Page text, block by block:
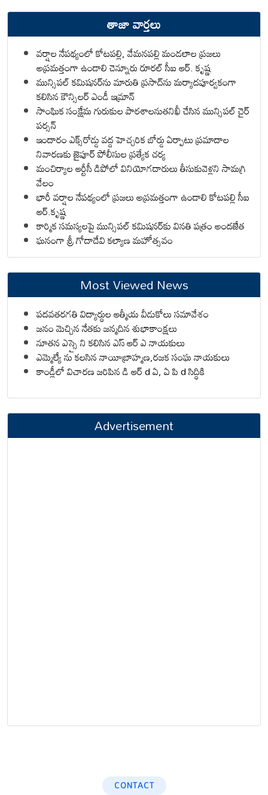
తాజా వార్తలు
వర్షాల నేపథ్యంలో కోటపల్లి, వేమనపల్లి మండలాల ప్రజలు
అప్రమత్తంగా ఉండాలి చెన్నూరు రూరల్ సీఐ ఆర్. కృష్ణ
మున్సిపల్ కమిషనర్‌ను మారుతి ప్రసాద్‌ను మర్యాదపూర్వకంగా
కలిసిన కౌన్సిలర్ ఎండీ ఇమ్రాన్ ​
సాంఘిక సంక్షేమ గురుకుల పాఠశాలనుతనిఖీ చేసిన మున్సిపల్ చైర్
పర్సన్
ఇందారం ఎక్స్‌రోడ్డు వద్ద హెచ్చరిక బోర్డు ఏర్పాటు ప్రమాదాల
నివారణకు జైపూర్ పోలీసుల ప్రత్యేక చర్య
మంచిర్యాల ఆర్టీసీ డిపోలో వినియోగదారులు తీసుకువెళ్లని సామగ్రి
వేలం
భారీ వర్షాల నేపథ్యంలో ప్రజలు అప్రమత్తంగా ఉండాలి కోటపల్లి సీఐ
ఆర్.కృష్ణ
కార్మిక సమస్యలపై మున్సిపల్ కమిషనర్‌కు వినతి పత్రం అందజేత
ఘనంగా శ్రీ గోదాదేవి కల్యాణ మహోత్సవం
Most Viewed News
పదవతరగతి విద్యార్థుల ఆత్మీయ వీడుకోలు సమావేశం
జనం మెచ్చిన నేతకు జన్మదిన శుభాకాంక్షలు
నూతన ఎస్సై ని కలిసిన ఎస్ ఆర్ ఎ నాయకులు
ఎమ్మెల్యే ను కలసిన నాయీబ్రాహ్మణ,రజక సంఘ నాయకులు
కాండ్లీలో విచారణ జరిపిన డి ఆర్ d ఏ, ఏ పి d సిద్ధికి
Advertisement
CONTACT